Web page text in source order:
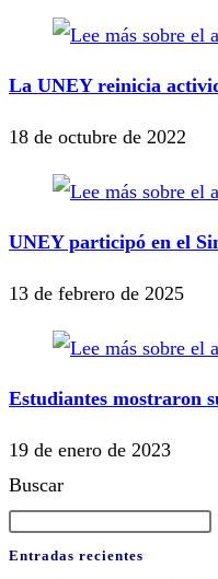
La UNEY reinicia
18 de octubre de 2022
UNEY participó en el
13 de febrero de 2025
Estudiantes mostraron
19 de enero de 2023
Buscar
Entradas recientes